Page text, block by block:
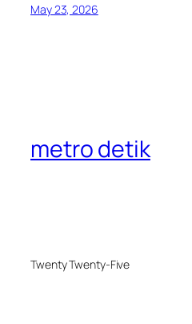
May 23, 2026
metro detik
Twenty Twenty-Five